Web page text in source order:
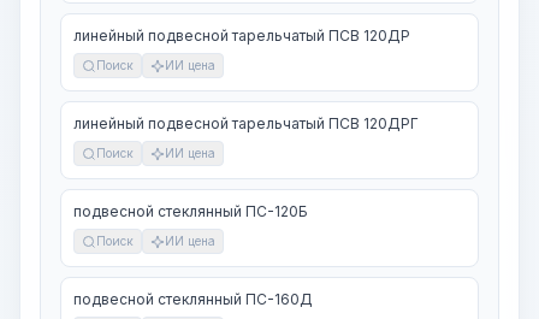
линейный подвесной тарельчатый ПСВ 120ДР
Поиск ИИ цена
линейный подвесной тарельчатый ПСВ 120ДРГ
Поиск ИИ цена
подвесной стеклянный ПС-120Б
Поиск ИИ цена
подвесной стеклянный ПС-160Д